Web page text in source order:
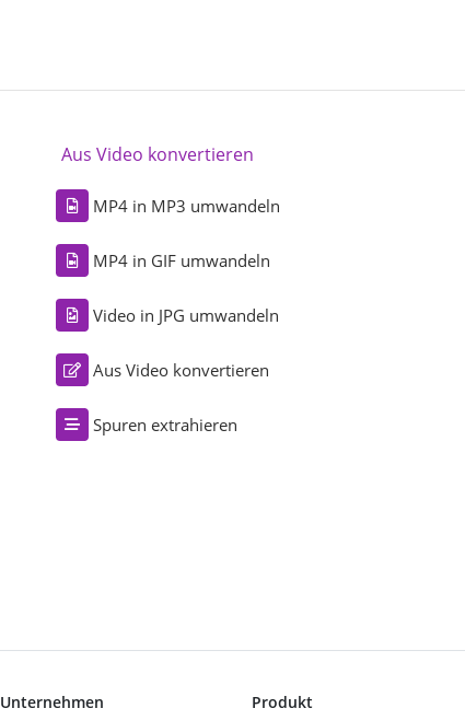
Aus Video konvertieren
MP4 in MP3 umwandeln
MP4 in GIF umwandeln
Video in JPG umwandeln
Aus Video konvertieren
Spuren extrahieren
Unternehmen Produkt